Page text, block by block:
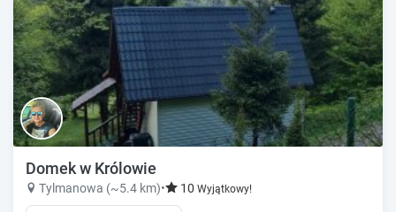
Domek w Królowie
Tylmanowa (~5.4 km)• 10 Wyjątkowy!